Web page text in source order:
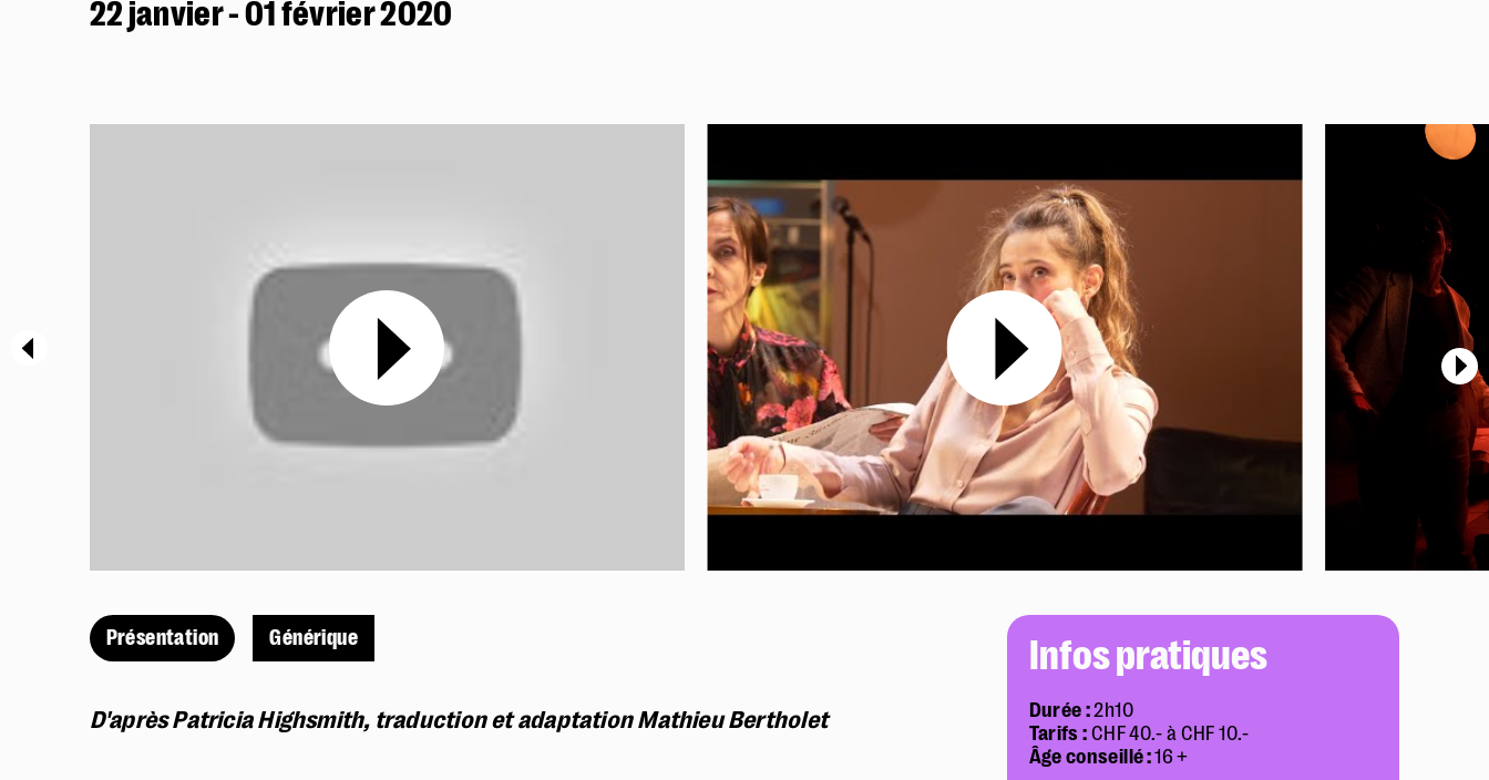
Présentation
Mécénat & sponsoring
22 janvier - 01 février 2020
Présentation Générique
D'après Patricia Highsmith, traduction et adaptation Mathieu Bertholet
Infos pratiques
Durée :2h10
Tarifs : CHF 40.- à CHF 10.-
Âge conseillé :16 +